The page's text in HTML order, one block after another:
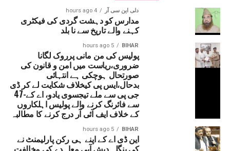
دلی این سی آر 4 hours ago
مدارس کو دہشت گردی کی فیکٹری
کہنے والے تاریخ سے نا بلد
BIHAR
5 hours ago
پولیس کی من مانی پرروک لگانا
ضروری،ریاست میں امن و قانون کی
صورتحال ہوچکی ہے انتہائی
بدحال،ایس پی کیخلاف شکایت لے کر ڈی
جی پی سے ملے تیجسوی یادو، اے کے-47
سے فائرنگ کرنے والے پولیس اہلکاروں
کے خلاف ایف آئی آر درج کرنے کا مطالبہ
BIHAR
5 hours ago
این ڈی اے کے اپنے ہی رکن پارلیمنٹ نے
کی بنگلہ دیش آبی معاہدے کی مخالفت